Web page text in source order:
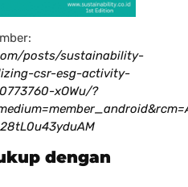
posts/sustainability-
csr-esg-activity-
xOWu/?
dengan